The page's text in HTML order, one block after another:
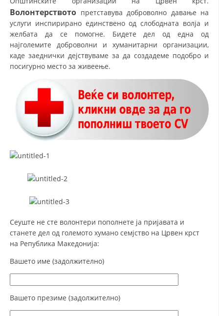
ТИМОВИ НА ООЦК
ПРОЕКТИ – ПОДГОТВЕНОСТ И ДЕЈСТВУВАЊЕ ПРИ КАТАСТРОФИ
ОДНОСИ СО ЈАВНОСТ
МЕЃУНАРОДНА СОРАБОТКА
ДОГОВОРИ
ЗДРАВСТВЕНО ПРЕВЕНТИВНА ДЕЈНОСТ
ИНФОРМАЦИИ ЗА БОЛЕСТИ
ДЕЈСТВУВАЊЕ
Волонтерството претставува доброволно давање на
услуги инспирирано единствено од слободната волја и
желбата да се помогне. Бидете дел од една од
најголемите доброволни и хуманитарни организации,
каде заеднички дејствуваме за да создадеме подобро и
посигурно место за живеење.
Сеуште не сте волонтери пополнете ја пријавата и
станете дел од големото хумано семјство на Црвен крст
на Република Македонија:
Вашето име (задолжително)
Вашето презиме (задолжително)